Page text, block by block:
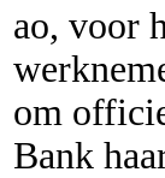
ao, voor
om
Bank